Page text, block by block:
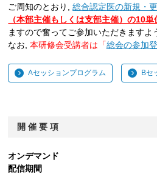
ご周知のとおり,総合認定医の新規・
（本部主催もしくは支部主催）の10
ますので奮ってご参加いただきますよ
なお,本研修会受講者は「総会の参加
Aセッションプログラム Bセ
開 催 要 項
オンデマンド
配信期間